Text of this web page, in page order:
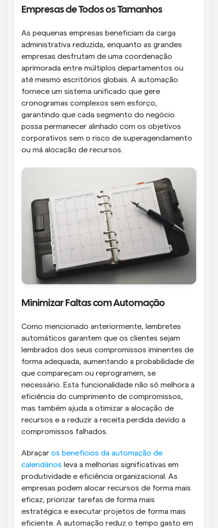
Empresas de Todos os Tamanhos
As pequenas empresas beneficiam da carga
administrativa reduzida, enquanto as grandes
empresas desfrutam de uma coordenação
aprimorada entre múltiplos departamentos ou
até mesmo escritórios globais. A automação
fornece um sistema unificado que gere
cronogramas complexos sem esforço,
garantindo que cada segmento do negócio
possa permanecer alinhado com os objetivos
corporativos sem o risco de superagendamento
ou má alocação de recursos.
Minimizar Faltas com Automação
Como mencionado anteriormente, lembretes
automáticos garantem que os clientes sejam
lembrados dos seus compromissos iminentes de
forma adequada, aumentando a probabilidade de
que compareçam ou reprogramem, se
necessário. Esta funcionalidade não só melhora a
eficiência do cumprimento de compromissos,
mas também ajuda a otimizar a alocação de
recursos e a reduzir a receita perdida devido a
compromissos falhados.
Abraçar os benefícios da automação de
calendários leva a melhorias significativas em
produtividade e eficiência organizacional. As
empresas podem alocar recursos de forma mais
eficaz, priorizar tarefas de forma mais
estratégica e executar projetos de forma mais
eficiente. A automação reduz o tempo gasto em